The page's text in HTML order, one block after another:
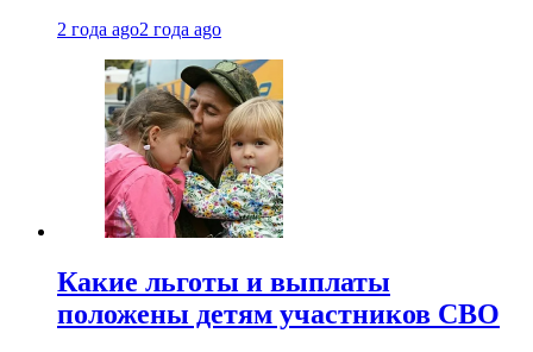
2 года ago2 года ago
Какие льготы и выплаты
положены детям участников СВО